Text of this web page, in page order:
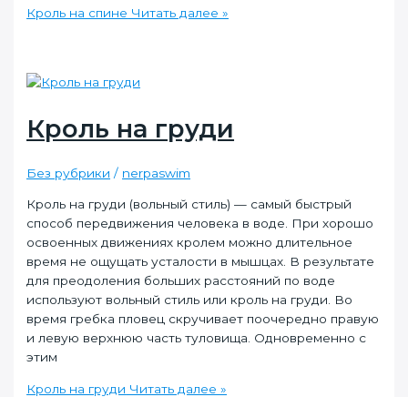
Кроль на спине Читать далее »
Кроль на груди
Без рубрики / nerpaswim
Кроль на груди (вольный стиль) — самый быстрый
способ передвижения человека в воде. При хорошо
освоенных движениях кролем можно длительное
время не ощущать усталости в мышцах. В результате
для преодоления больших расстояний по воде
используют вольный стиль или кроль на груди. Во
время гребка пловец скручивает поочередно правую
и левую верхнюю часть туловища. Одновременно с
этим
Кроль на груди Читать далее »